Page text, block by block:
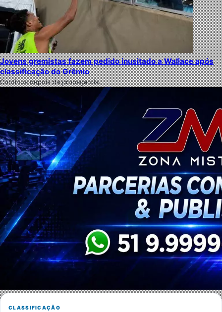
Jovens gremistas fazem pedido inusitado a Wallace após
classificação do Grêmio
Continua depois da propaganda.
CLASSIFICAÇÃO